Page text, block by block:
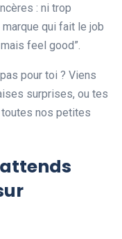
: ni trop
marque qui fait le job
feel good”.
pour toi ? Viens
surprises, ou tes
nos petites
attends